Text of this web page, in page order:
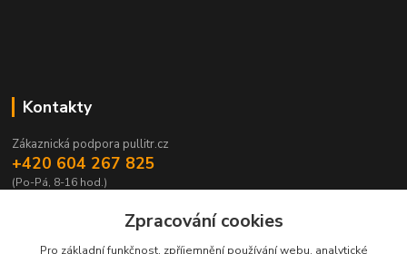
Kontakty
Zákaznická podpora pullitr.cz
+420 604 267 825
(Po-Pá, 8-16 hod.)
Zpracování cookies
Pro základní funkčnost, zpříjemnění používání webu, analytické